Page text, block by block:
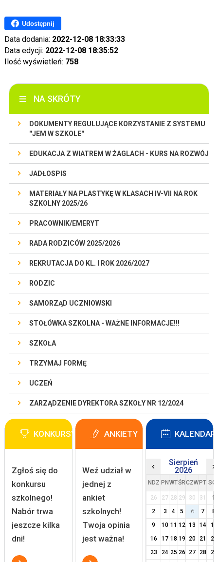
Udostępnij
Data dodania: 2022-12-08 18:33:33
Data edycji: 2022-12-08 18:35:52
Ilość wyświetleń: 758
NA SKRÓTY
DOKUMENTY REGULUJĄCE KORZYSTANIE Z SYSTEMU
''JEM W SZKOLE''
EDUKACJA Z WIATREM W ŻAGLACH - KURS NA ROZWÓJ
JADŁOSPIS
MATERIAŁY NA PLASTYKĘ W KLASACH IV-VII NA ROK
SZKOLNY 2025/26
PRACOWNIK/EMERYT
RADA RODZICÓW 2025/2026
REKRUTACJA DO KL. I ROK 2026/2027
RODZIC
SAMORZĄD UCZNIOWSKI
STOŁÓWKA SZKOLNA - WAŻNE INFORMACJE!!!
SZKOŁA
TRZYMAJ FORMĘ
UCZEŃ
ZARZĄDZENIE DYREKTORA SZKOŁY NR 12/2024
KONKURSY
Zgłoś się do
konkursu
szkolnego!
Nabór trwa
jeszcze kilka
dni!
ANKIETY
Weź udział w
jednej z
ankiet
szkolnych!
Twoja opinia
jest ważna!
‹
Sierpień
2026
›
NDZ PN WTŚRCZW PT
26 27 28 29 30 31
1
2
3 4 5 6 7
8
9
10 11 12 13 14
15
16
17 18 19 20 21
22
23
24 25 26 27 28
29